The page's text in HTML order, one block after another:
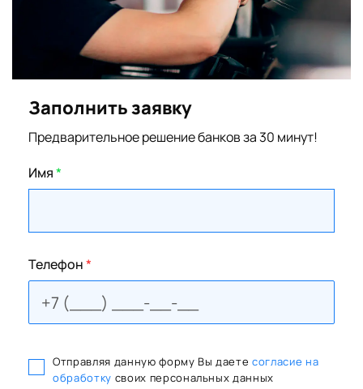
Заполнить заявку
Предварительное решение банков за 30 минут!
Имя*
Телефон*
Отправляя данную форму Вы даете согласие на
обработку своих персональных данных